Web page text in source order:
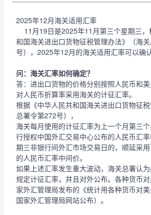
2025年12月海关适用汇率
11月19日是2025年11月第三个星期三，
和国海关进出口货物征税管理办法》（海
号），2025年12月的海关适用汇率可以确
问：海关汇率如何确定？
答：进出口货物的价格分别按照人民币和
对人民币折算率采用海关的计征汇率。
根据《中华人民共和国海关进出口货物征
总署令第272号），
海关每月使用的计征汇率为上一个月第三
行授权中国外汇交易中心公布的人民币汇
期三非银行间外汇市场交易日的，顺延采
的人民币汇率中间价。
如果上述汇率发生重大波动，海关总署认
规定计征汇率，并且对外公布。各种货币
家外汇管理局发布的《统计用各种货币对
国家外汇管理局网站公布）。